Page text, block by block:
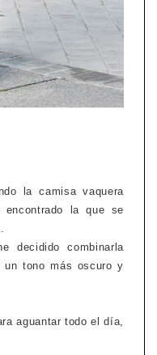
la camisa vaquera
la que se
decidido combinarla
un tono más oscuro y
aguantar todo el día,